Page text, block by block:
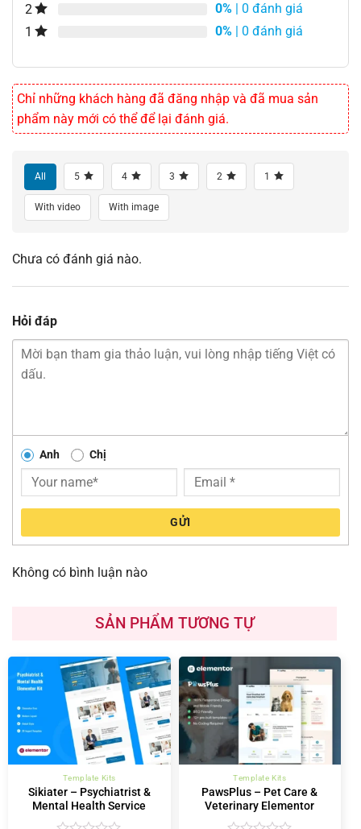
2 0% | 0 đánh giá
1
0% | 0 đánh giá
Chỉ những khách hàng đã đăng nhập và đã mua sản
phẩm này mới có thể để lại đánh giá.
All 5 4 3 2 1
With video With image
Chưa có đánh giá nào.
Hỏi đáp
Anh Chị
GỬI
Không có bình luận nào
SẢN PHẨM TƯƠNG TỰ
Template Kits
Sikiater – Psychiatrist &
Mental Health Service
Elementor Template Kit
Template Kits
PawsPlus – Pet Care &
Veterinary Elementor
Template Kit